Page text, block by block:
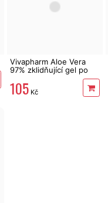
Vivapharm Aloe Vera
97% zklidňující gel po
105Kč